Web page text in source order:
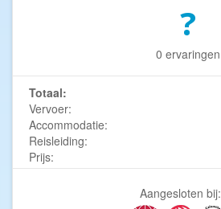
?
0 ervaringen
Totaal:
Vervoer:
Accommodatie:
Reisleiding:
Prijs:
Aangesloten bij: